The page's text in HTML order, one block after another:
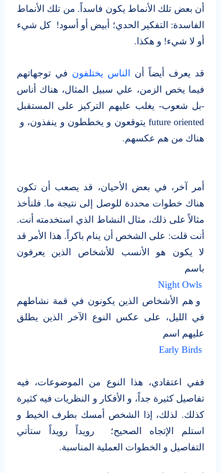
أن بعض تلك الأنماط يكون فاسداً. من تلك الأنماط
الفاسدة: التفكير الحدي؛ أبيض أو أسود! كل شيء
أو لا شيء! و هكذا.
قد يعرف أيضاً أن الناس يختلفون في توجهاتهم
فيما يخص الزمن، علي سبيل المثال، هناك أناس
-بل شعوب- يغلب عليهم التركيز على المستقبل
future oriented يتوقعون و يخططون و ينفذون، و
هناك من هم عكسهم.
أمر آخر، في بعض الأحيان، قد يصعب أن تكون
هناك خطوات محددة للوصل إلى نتيجة ما. فلنأخذ
مثالاً على ذلك، مثال النشاط الذي استخدمته أنت.
أنت قلت: على الشخص أن ينام باكراً. هذا الأمر قد
لا يكون هو الأنسب للأشخاص الذين يعرفون
باسم
‎و هم الأشخاص الذين يكونون في قمة نشاطهم
في الليل، على عكس النوع الآخر الذين يطلق
عليهم اسم
‎Early Birds
ففي اعتقادي، هذا النوع من الموضوعات، فيه
تفاصيل كثيرة جداً، و الأفكار و النظريات فيه كثيرة
كذلك. لذلك، إذا الشخص أمسك بطرف الخيط و
استلم الإتجاه الصحيح؛ رويداً رويداً ستأتي
التفاصيل و الخطوات العملية المناسبة.